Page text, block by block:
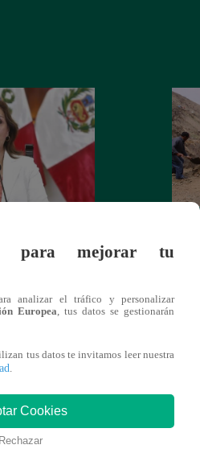
desde 2026
te puede
para mejorar tu
analizar el tráfico y personalizar
Europea , tus datos se gestionarán
tus datos te invitamos leer nuestra
Cookies
Rechazar